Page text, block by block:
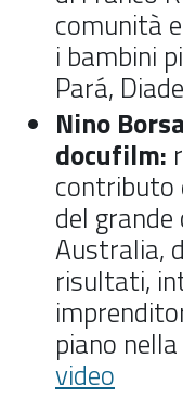
comunità
i bambini
Pará,
Nino
docufilm:
contributo
del
Australia,
risultati,
piano
video